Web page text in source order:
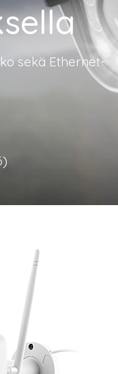
sekä Ethernet-